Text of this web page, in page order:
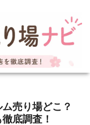
売り場どこ？
底調査！